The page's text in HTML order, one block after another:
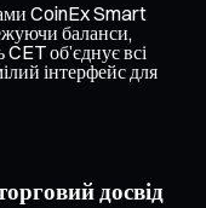
CoinEx Smart
баланси,
об’єднує всі
інтерфейс для
досвід